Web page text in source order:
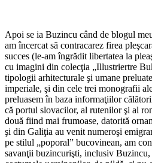
Apoi se ia Buzincu când de blogul
am încercat să contracarez firea
succes (le-am îngrădit libertatea la
cu imagini din colecţia „Illustriertre
tipologii arhitecturale şi umane
imperiale, şi din cele trei monografii
preluasem în baza informaţiilor
că portul slovacilor, al rutenilor şi al
două fiind mai frumoase, datorită
şi din Galiţia au venit numeroşi
pe stilul „poporal” bucovinean, am
savanţii buzincurişti, inclusiv Buzincu,